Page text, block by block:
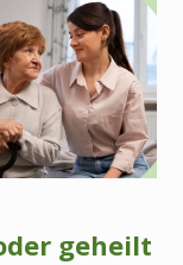
geheilt